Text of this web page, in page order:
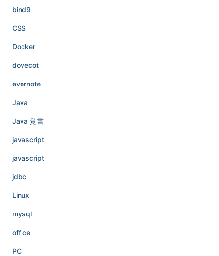
bind9
CSS
Docker
dovecot
evernote
Java
Java 覚書
javascript
javascript
jdbc
Linux
mysql
office
PC